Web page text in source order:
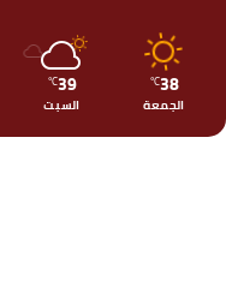
38
℃
الجمعة
39
℃
السبت